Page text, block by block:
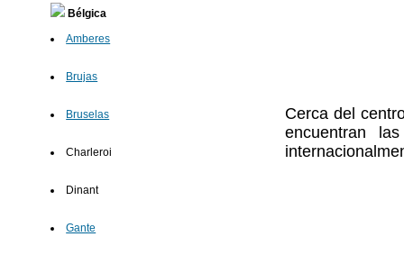
Bélgica
Amberes
Brujas
Bruselas
Charleroi
Dinant
Gante
Cerca del
encuentran